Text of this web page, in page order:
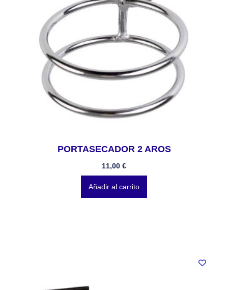
PORTASECADOR 2 AROS
11,00 €
Añadir al carrito